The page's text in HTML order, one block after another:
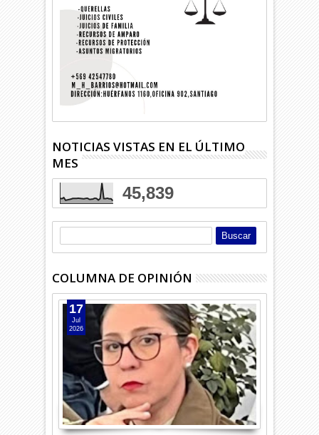
NOTICIAS VISTAS EN EL ÚLTIMO
MES
45,839
COLUMNA DE OPINIÓN
17
Jul
2026